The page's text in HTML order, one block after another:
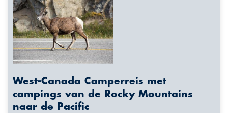
West-Canada Camperreis met
campings van de Rocky Mountains
naar de Pacific